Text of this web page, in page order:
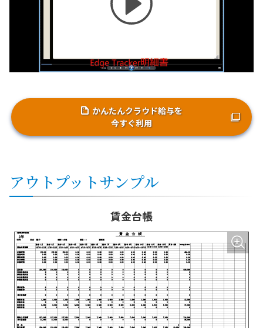
かんたんクラウド給与を
今すぐ利用
アウトプットサンプル
賃金台帳